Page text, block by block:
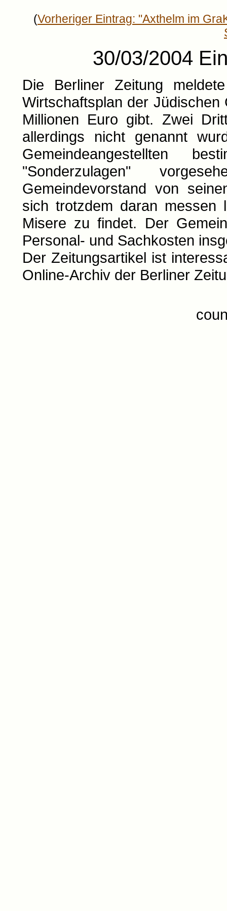
(Vorheriger Eintrag: "Axthelm im
30/03/2004
Die Berliner Zeitung
Wirtschaftsplan der
Millionen Euro gibt. Zwei
allerdings nicht genannt
Gemeindeangestellten
"Sonderzulagen"
Gemeindevorstand von
sich trotzdem daran
Misere zu findet. Der
Personal- und Sachkosten
Der Zeitungsartikel ist
Online-Archiv der Berliner